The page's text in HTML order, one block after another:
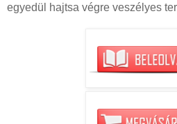
egyedül hajtsa végre veszélyes